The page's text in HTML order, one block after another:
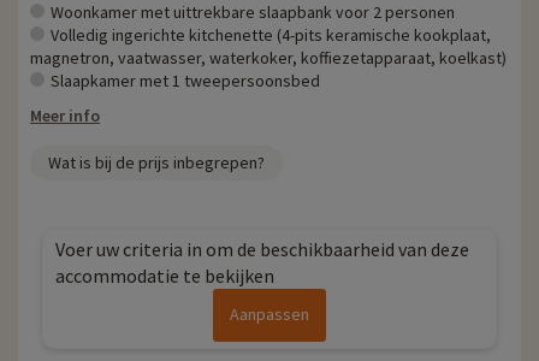
Woonkamer met uittrekbare slaapbank voor 2 personen
Volledig ingerichte kitchenette (4-pits keramische kookplaat,
magnetron, vaatwasser, waterkoker, koffiezetapparaat, koelkast)
Slaapkamer met 1 tweepersoonsbed
Meer info
Wat is bij de prijs inbegrepen?
Voer uw criteria in om de beschikbaarheid van deze
accommodatie te bekijken
Aanpassen